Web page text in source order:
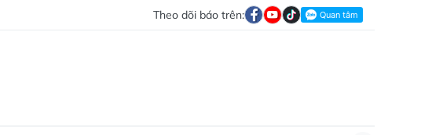
Theo dõi báo trên: